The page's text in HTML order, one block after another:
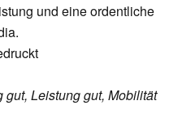
und eine ordentliche
Leistung gut, Mobilität